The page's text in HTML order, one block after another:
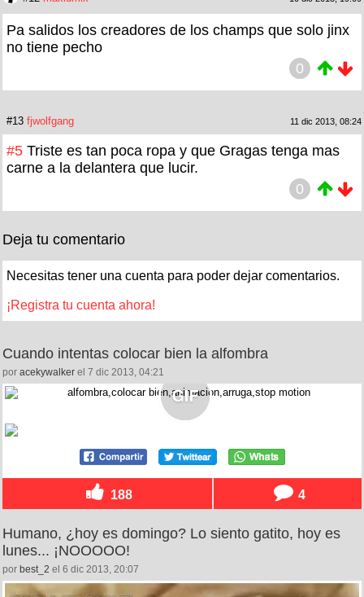
Pa salidos los creadores de los champs que solo jinx
no tiene pecho
0
#13 fjwolfgang 11 dic 2013, 08:24
#5 Triste es tan poca ropa y que Gragas tenga mas
carne a la delantera que lucir.
0
Deja tu comentario
Necesitas tener una cuenta para poder dejar comentarios.
¡Registra tu cuenta ahora!
Cuando intentas colocar bien la alfombra
por acekywalker el 7 dic 2013, 04:21
188 4
Humano, ¿hoy es domingo? Lo siento gatito, hoy es
lunes... ¡NOOOOO!
por best_2 el 6 dic 2013, 20:07